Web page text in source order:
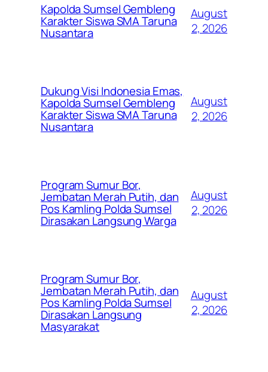
Kapolda Sumsel Gembleng
Karakter Siswa SMA Taruna
Nusantara
August
2, 2026
Dukung Visi Indonesia Emas,
Kapolda Sumsel Gembleng
Karakter Siswa SMA Taruna
Nusantara
August
2, 2026
Program Sumur Bor,
Jembatan Merah Putih, dan
Pos Kamling Polda Sumsel
Dirasakan Langsung Warga
August
2, 2026
Program Sumur Bor,
Jembatan Merah Putih, dan
Pos Kamling Polda Sumsel
Dirasakan Langsung
Masyarakat
August
2, 2026